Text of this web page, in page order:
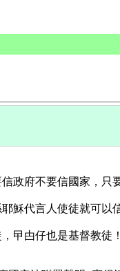
政府不要信國家，只
穌代言人使徒就可以
曱甴仔也是基督教徒！